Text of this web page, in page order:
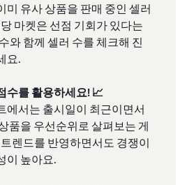
미 유사 상품을 판매 중인 셀러
마켓은 선점 기회가 있다는
와 함께 셀러 수를 체크해 진
요.
수를 활용하세요! 📈
에서는 출시일이 최근이면서
품을 우선순위로 살펴보는 게
렌드를 반영하면서도 경쟁이
이 높아요.